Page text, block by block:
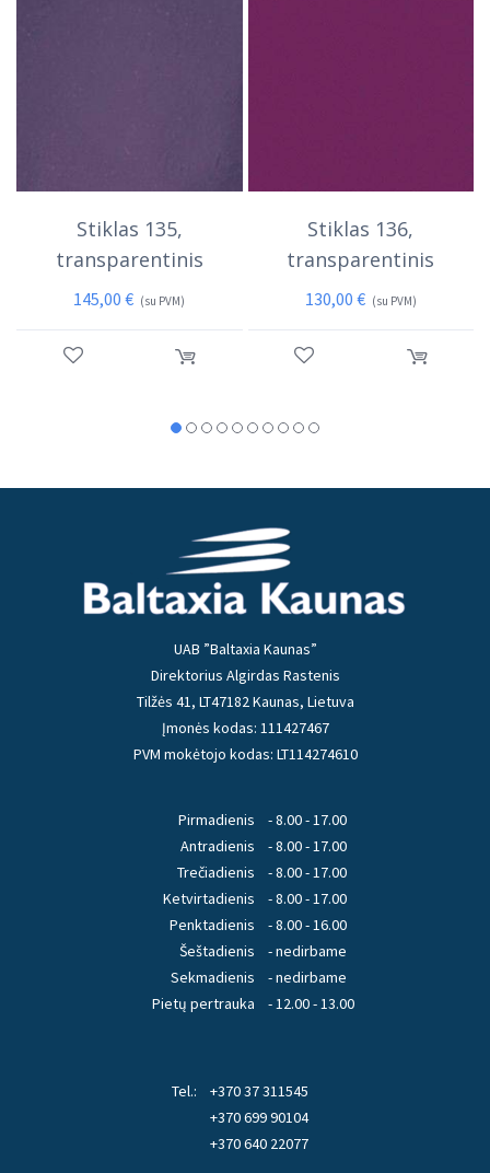
Stiklas 135,
transparentinis
145,00€ (su PVM)
Stiklas 136,
transparentinis
130,00 € (su PVM)
UAB ”Baltaxia Kaunas”
Direktorius Algirdas Rastenis
Tilžės 41, LT47182 Kaunas, Lietuva
Įmonės kodas: 111427467
PVM mokėtojo kodas: LT114274610
Pirmadienis
Antradienis
Trečiadienis
Ketvirtadienis
Penktadienis
Šeštadienis
Sekmadienis
Pietų pertrauka
- 8.00 - 17.00
- 8.00 - 17.00
- 8.00 - 17.00
- 8.00 - 17.00
- 8.00 - 16.00
- nedirbame
- nedirbame
- 12.00 - 13.00
Tel.:
+370 37 311545
+370 699 90104
+370 640 22077